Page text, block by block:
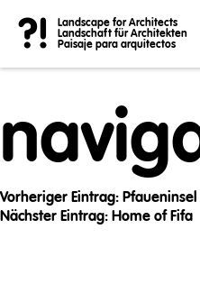
?!
Landscape for Architects
Landschaft für Architekten
Paisaje para arquitectos
Post
Vorheriger Eintrag: Pfaueninsel
Nächster Eintrag: Home of Fifa